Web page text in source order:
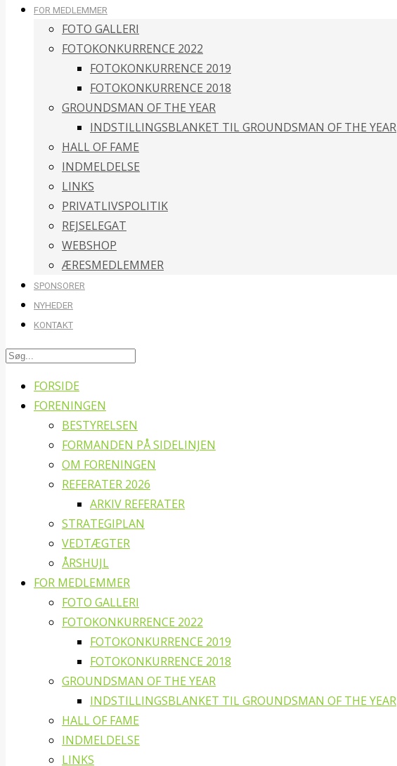
FOR MEDLEMMER
FOTO GALLERI
FOTOKONKURRENCE 2022
FOTOKONKURRENCE 2019
FOTOKONKURRENCE 2018
GROUNDSMAN OF THE YEAR
INDSTILLINGSBLANKET TIL GROUNDSMAN OF THE YEAR
HALL OF FAME
INDMELDELSE
LINKS
PRIVATLIVSPOLITIK
REJSELEGAT
WEBSHOP
ÆRESMEDLEMMER
SPONSORER
NYHEDER
KONTAKT
FORSIDE
FORENINGEN
BESTYRELSEN
FORMANDEN PÅ SIDELINJEN
OM FORENINGEN
REFERATER 2026
ARKIV REFERATER
STRATEGIPLAN
VEDTÆGTER
ÅRSHUJL
FOR MEDLEMMER
FOTO GALLERI
FOTOKONKURRENCE 2022
FOTOKONKURRENCE 2019
FOTOKONKURRENCE 2018
GROUNDSMAN OF THE YEAR
INDSTILLINGSBLANKET TIL GROUNDSMAN OF THE YEAR
HALL OF FAME
INDMELDELSE
LINKS